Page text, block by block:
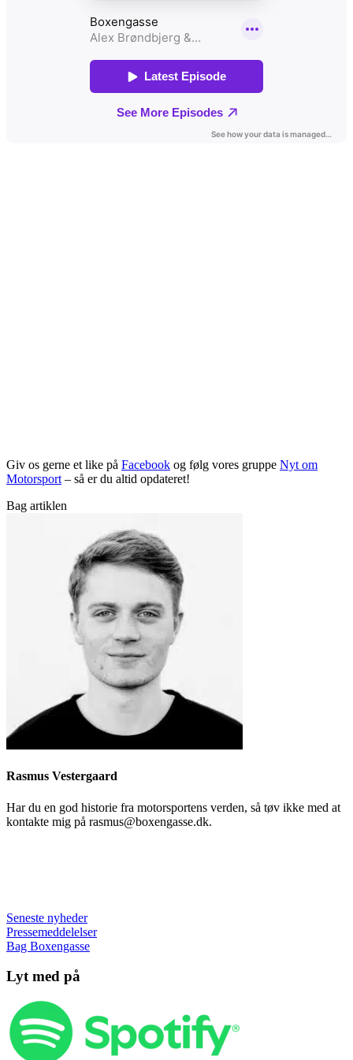
Giv os gerne et like på Facebook og følg vores gruppe Nyt om
Motorsport – så er du altid opdateret!
Bag artiklen
Rasmus Vestergaard
Har du en god historie fra motorsportens verden, så tøv ikke med at
kontakte mig på rasmus@boxengasse.dk.
Seneste nyheder
Pressemeddelelser
Bag Boxengasse
Lyt med på